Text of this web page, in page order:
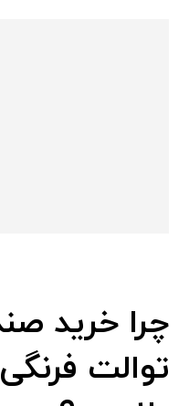
چرا خرید
توالت